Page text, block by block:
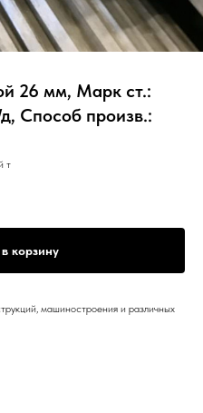
26 мм, Марк ст.:
Способ произв.:
т
корзину
машиностроения и различных